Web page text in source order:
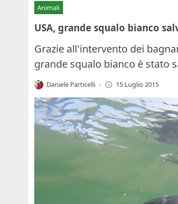
Animali
USA, grande squalo bianco
Grazie all'intervento dei
grande squalo bianco è stato
Daniele Particelli - 15 Luglio 2015